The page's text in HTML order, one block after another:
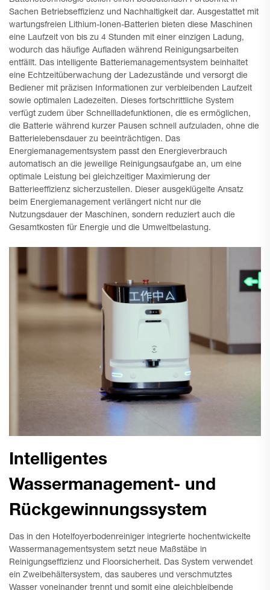
Sachen Betriebseffizienz und Nachhaltigkeit dar. Ausgestattet mit
wartungsfreien Lithium-Ionen-Batterien bieten diese Maschinen
eine Laufzeit von bis zu 4 Stunden mit einer einzigen Ladung,
wodurch das häufige Aufladen während Reinigungsarbeiten
entfällt. Das intelligente Batteriemanagementsystem beinhaltet
eine Echtzeitüberwachung der Ladezustände und versorgt die
Bediener mit präzisen Informationen zur verbleibenden Laufzeit
sowie optimalen Ladezeiten. Dieses fortschrittliche System
verfügt zudem über Schnellladefunktionen, die es ermöglichen,
die Batterie während kurzer Pausen schnell aufzuladen, ohne die
Batterielebensdauer zu beeinträchtigen. Das
Energiemanagementsystem passt den Energieverbrauch
automatisch an die jeweilige Reinigungsaufgabe an, um eine
optimale Leistung bei gleichzeitiger Maximierung der
Batterieeffizienz sicherzustellen. Dieser ausgeklügelte Ansatz
beim Energiemanagement verlängert nicht nur die
Nutzungsdauer der Maschinen, sondern reduziert auch die
Gesamtkosten für Energie und die Umweltbelastung.
Intelligentes
Wassermanagement- und
Rückgewinnungssystem
Das in den Hotelfoyerbodenreiniger integrierte hochentwickelte
Wassermanagementsystem setzt neue Maßstäbe in
Reinigungseffizienz und Floorsicherheit. Das System verwendet
ein Zweibehältersystem, das sauberes und verschmutztes
Wasser voneinander trennt und somit eine gleichbleibende